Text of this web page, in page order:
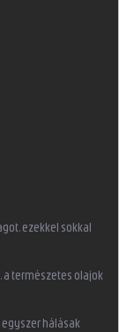
ezekkel sokkal
a természetes olajok
egyszer hálásak